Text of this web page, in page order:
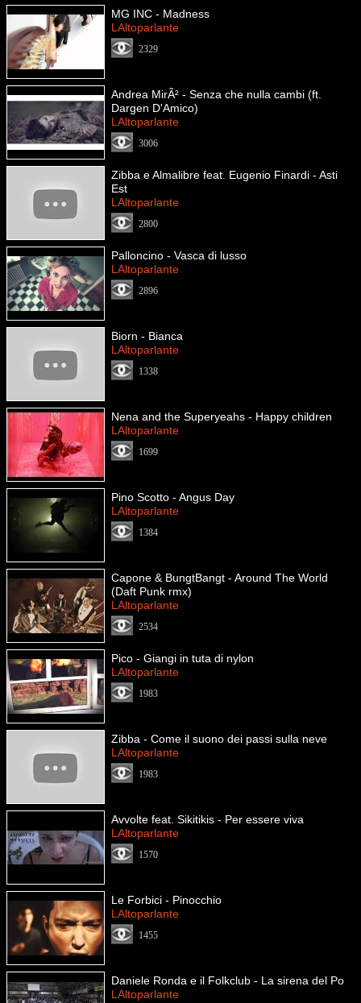
MG INC - Madness
LAltoparlante
2329
Andrea MirÃ² - Senza che nulla cambi (ft.
Dargen D'Amico)
LAltoparlante
3006
Zibba e Almalibre feat. Eugenio Finardi - Asti
Est
LAltoparlante
2800
Palloncino - Vasca di lusso
LAltoparlante
2896
Biorn - Bianca
LAltoparlante
1338
Nena and the Superyeahs - Happy children
LAltoparlante
1699
Pino Scotto - Angus Day
LAltoparlante
1384
Capone & BungtBangt - Around The World
(Daft Punk rmx)
LAltoparlante
2534
Pico - Giangi in tuta di nylon
LAltoparlante
1983
Zibba - Come il suono dei passi sulla neve
LAltoparlante
1983
Avvolte feat. Sikitikis - Per essere viva
LAltoparlante
1570
Le Forbici - Pinocchio
LAltoparlante
1455
Daniele Ronda e il Folkclub - La sirena del Po
LAltoparlante